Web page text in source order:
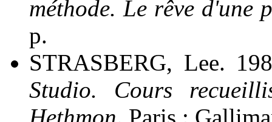
méthode. Le rêve d'une
p.
STRASBERG, Lee.
Studio. Cours